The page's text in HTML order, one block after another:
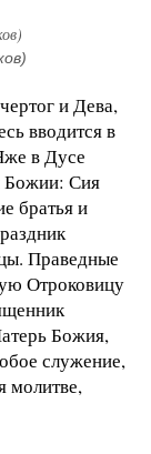
и Дева,
вводится в
в Дусе
Божии: Сия
братья и
Праведные
Отроковицу
Божия,
служение,
молитве,